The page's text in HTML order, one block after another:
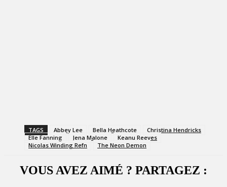
TAGS Abbey Lee Bella Heathcote
Christina Hendricks
Elle Fanning
Jena Malone
Keanu Reeves
Nicolas Winding Refn
The Neon Demon
VOUS AVEZ AIMÉ ? PARTAGEZ :